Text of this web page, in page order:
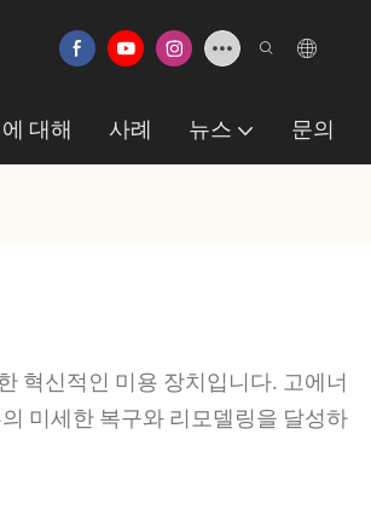
대해 사례 뉴스 문의
혁신적인 미용 장치입니다. 고에너
미세한 복구와 리모델링을 달성하